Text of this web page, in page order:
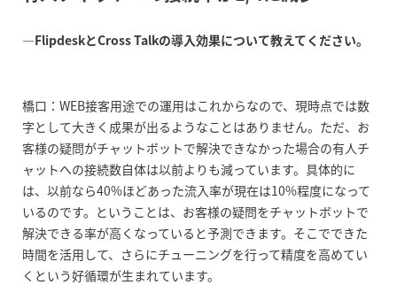
―FlipdeskとCross Talkの導入効果について教えてください。
橋口：WEB接客用途での運用はこれからなので、現時点では数
字として大きく成果が出るようなことはありません。ただ、お
客様の疑問がチャットボットで解決できなかった場合の有人チ
ャットへの接続数自体は以前よりも減っています。具体的に
は、以前なら40%ほどあった流入率が現在は10%程度になって
いるのです。ということは、お客様の疑問をチャットボットで
解決できる率が高くなっていると予測できます。そこでできた
時間を活用して、さらにチューニングを行って精度を高めてい
くという好循環が生まれています。